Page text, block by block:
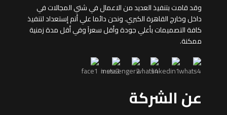
وقد قامت بتنفيذ العديد من الاعمال في شتي المجالات في
داخل وخارج القاهرة الكبري. ونحن دائما علي أتم إستعداد لتنفيذ
كافة التصميمات بأعلي جودة وأقل سعرآ وفي أقل مدة زمنية
ممكنة.
عن الشركة